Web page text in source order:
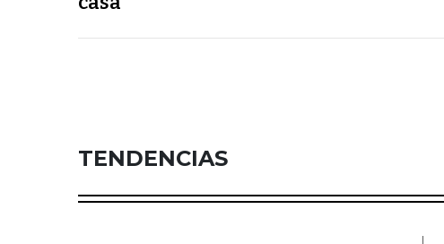
TENDENCIAS